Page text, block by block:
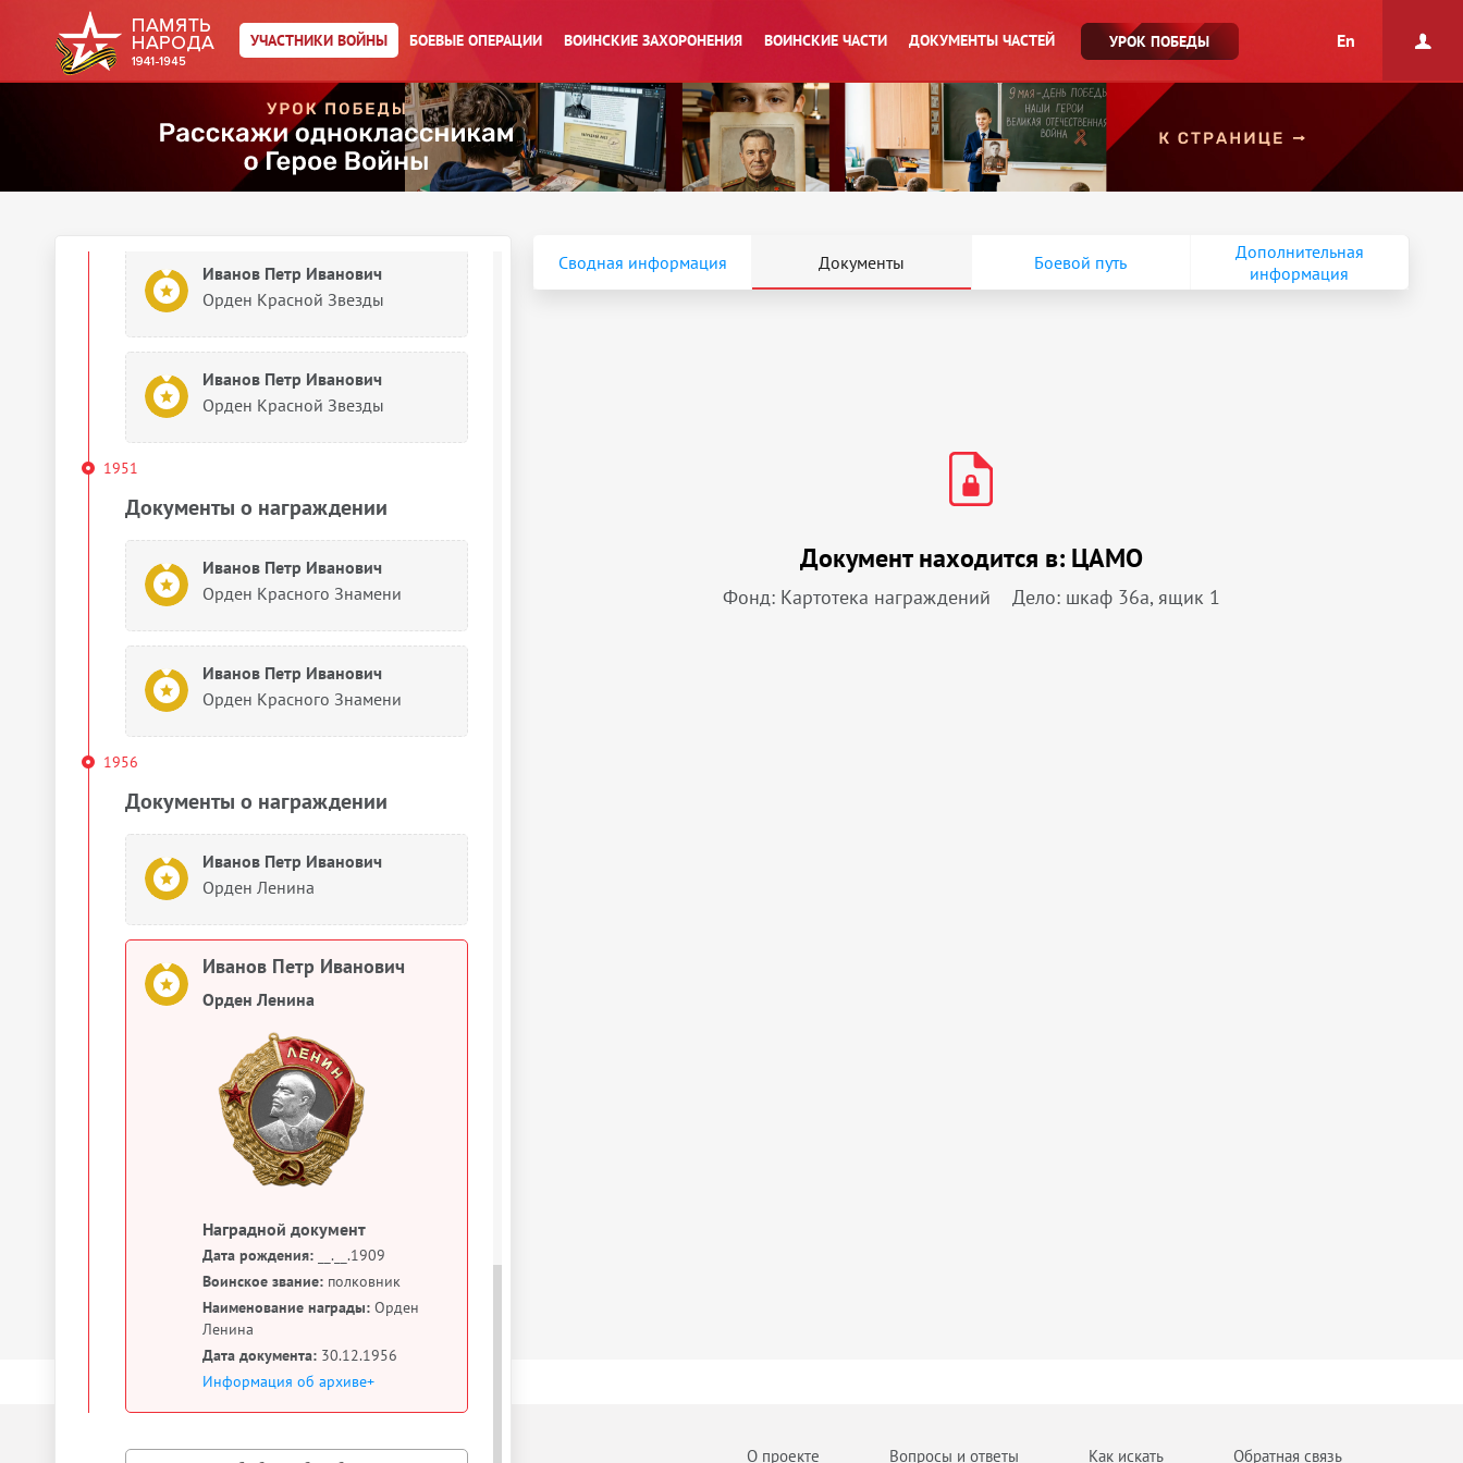
УЧАСТНИКИ ВОЙНЫ БОЕВЫЕ ОПЕРАЦИИ ВОИНСКИЕ ЗАХОРОНЕНИЯ ВОИНСКИЕ ЧАСТИ ДОКУМЕНТЫ ЧАСТЕЙ УРОК ПОБЕДЫ En
Иванов Петр Иванович
Медаль «За победу над
Отечественной войне 1941–
1945 гг.»
Иванов Петр Иванович
Орден Красной Звезды
Иванов Петр Иванович
Орден Красной Звезды
1951
Документы о награждении
Иванов Петр Иванович
Орден Красного Знамени
Иванов Петр Иванович
Орден Красного Знамени
1956
Документы о награждении
Иванов Петр Иванович
Орден Ленина
Иванов Петр Иванович
Орден Ленина
Наградной документ
Дата рождения: __.__.1909
Воинское звание: полковник
Наименование награды: Орден
Ленина
Дата документа: 30.12.1956
Информация об архиве+
Сводная информация Документы Боевой путь
Дополнительная
информация
Документ находится в: ЦАМО
Фонд: Картотека награждений Дело: шкаф 36а, ящик 1
О проекте Вопросы и ответы Как искать Обратная связь